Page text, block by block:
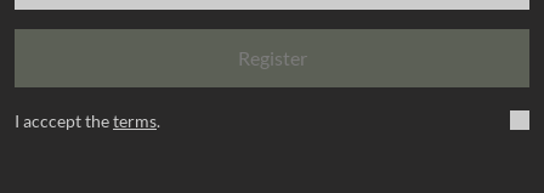
Register
I acccept theterms.